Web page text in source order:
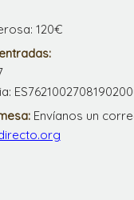
120€
Envíanos un